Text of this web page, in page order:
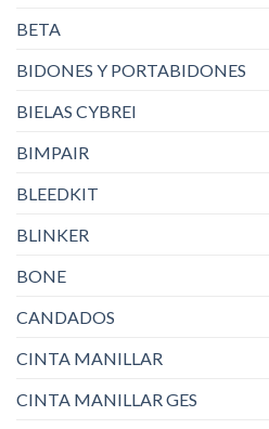
BETA
BIDONES Y PORTABIDONES
BIELAS CYBREI
BIMPAIR
BLEEDKIT
BLINKER
BONE
CANDADOS
CINTA MANILLAR
CINTA MANILLAR GES